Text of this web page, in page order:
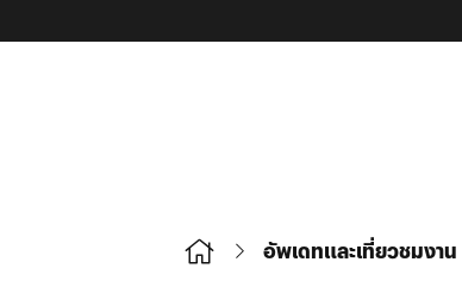
อัพเดทและเที่ยวชมงาน